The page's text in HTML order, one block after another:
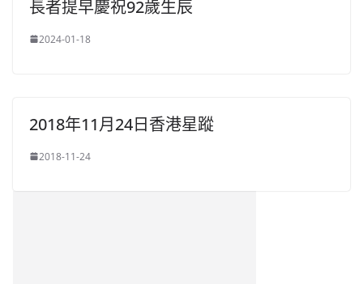
長者提早慶祝92歲生辰
2024-01-18
2018年11月24日香港星蹤
2018-11-24